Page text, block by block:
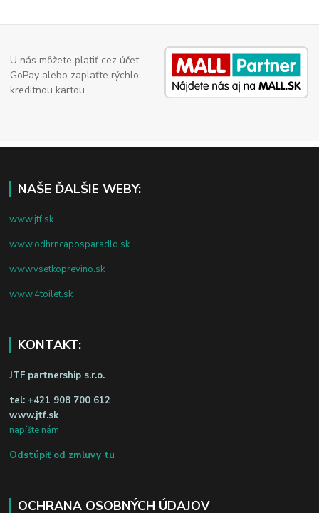
U nás môžete platiť cez účet
GoPay alebo zaplaťte rýchlo
kreditnou kartou.
NAŠE ĎALŠIE WEBY:
www.jtf.sk
www.odhrncaposparadlo.sk
www.vsetkoprevino.sk
www.4toilet.sk
KONTAKT:
JTF partnership s.r.o.
tel: +421 908 700 612
www.jtf.sk
napíšte nám
Odstúpiť od zmluvy tu
OCHRANA OSOBNÝCH ÚDAJOV